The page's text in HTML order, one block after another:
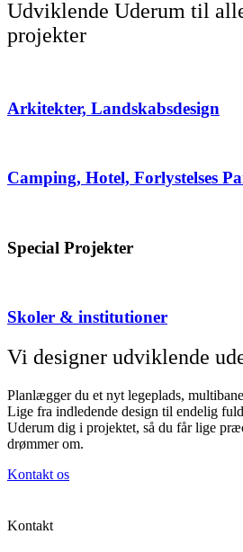
Udviklende Uderum til
projekter
Arkitekter, Landskabsdesign
Camping, Hotel, Forlystelses
Special Projekter
Skoler & institutioner
Vi designer udviklende
Planlægger du et nyt legeplads,
Lige fra indledende design til endelig
Uderum dig i projektet, så du får lige
drømmer om.
Kontakt os
Kontakt